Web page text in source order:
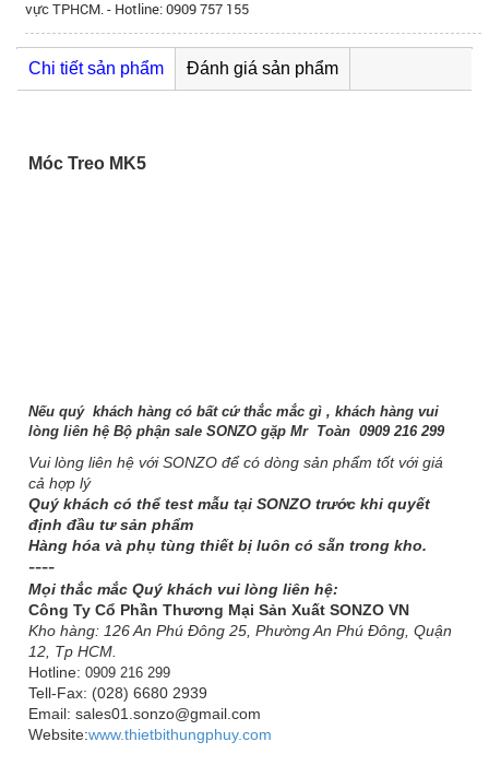
vực TPHCM. - Hotline: 0909 757 155
Chi tiết sản phẩm Đánh giá sản phẩm
Móc Treo MK5
Nếu quý khách hàng có bất cứ thắc mắc gì , khách hàng vui
lòng liên hệ Bộ phận sale SONZO gặp Mr Toàn 0909 216 299
Vui lòng liên hệ với SONZO để có dòng sản phẩm tốt với giá
cả hợp lý
Quý khách có thể test mẫu tại SONZO trước khi quyết
định đầu tư sản phẩm
Hàng hóa và phụ tùng thiết bị luôn có sẵn trong kho.
----
Mọi thắc mắc Quý khách vui lòng liên hệ:
Công Ty Cổ Phần Thương Mại Sản Xuất SONZO VN
Kho hàng: 126 An Phú Đông 25, Phường An Phú Đông, Quận
12, Tp HCM.
Hotline: 0909 216 299
Tell-Fax: (028) 6680 2939
Email: sales01.sonzo@gmail.com
Website:www.thietbithungphuy.com